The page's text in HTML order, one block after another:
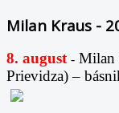
Milan Kraus -
8. august -Milan
Prievidza) –